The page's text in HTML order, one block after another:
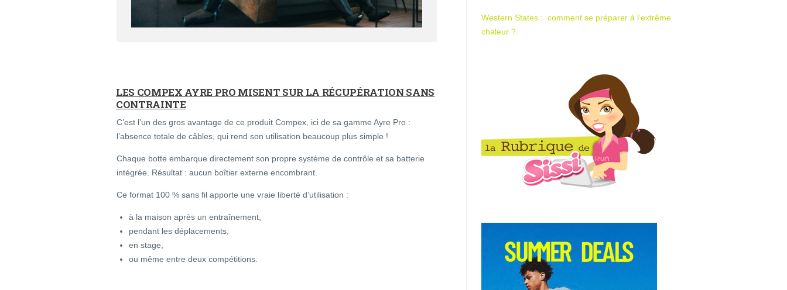
LES COMPEX AYRE PRO MISENT SUR LA RÉCUPÉRATION SANS
CONTRAINTE
C’est l’un des gros avantage de ce produit Compex, ici de sa gamme Ayre Pro :
l’absence totale de câbles, qui rend son utilisation beaucoup plus simple !
Chaque botte embarque directement son propre système de contrôle et sa batterie
intégrée. Résultat : aucun boîtier externe encombrant.
Ce format 100 % sans fil apporte une vraie liberté d’utilisation :
à la maison après un entraînement,
pendant les déplacements,
en stage,
ou même entre deux compétitions.
Western States : comment se préparer à l’extrême
chaleur ?